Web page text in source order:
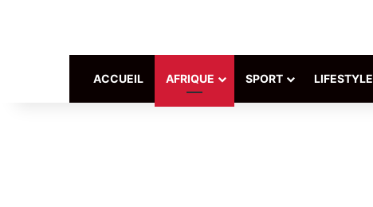
ACCUEIL AFRIQUE SPORT LIFESTYLE